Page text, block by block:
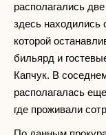
располагались
здесь находились
которой
бильярд и
Капчук. В
располагалась
где проживали